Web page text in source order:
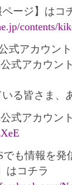
ページ】はコ
contents/
式アカウン
公式アカウ
る皆さま、
公式アカウン
でも情報を
はコチラ